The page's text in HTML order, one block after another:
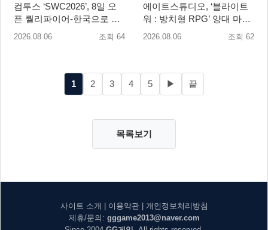
컴투스 ‘SWC2026’, 8일 오
픈 퀄리파이어-한국으로 시
즌 개막!
2026.08.06 조회 64
에이트스튜디오, ‘블라이트
워 : 방치형 RPG’ 양대 마켓
인기 순위 1위 달성
2026.08.06 조회 62
1 2 3 4 5 ▶ 끝
목록보기
사이트 소개 | 이용약관| 개인정보처리방침
제휴/문의: gggame2013@naver.com